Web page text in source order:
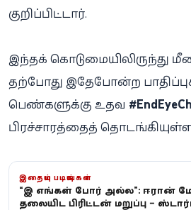
குறிப்பிட்டார்.
இந்தக் கொடுமையிலிருந்து
தற்போது இதேபோன்ற
பெண்களுக்கு உதவ
பிரச்சாரத்தைத்
இதையும் படியுங்கள்
“இது எங்கள் போர் அல்ல”: ஈரான்
தலையிட பிரிட்டன் மறுப்பு –